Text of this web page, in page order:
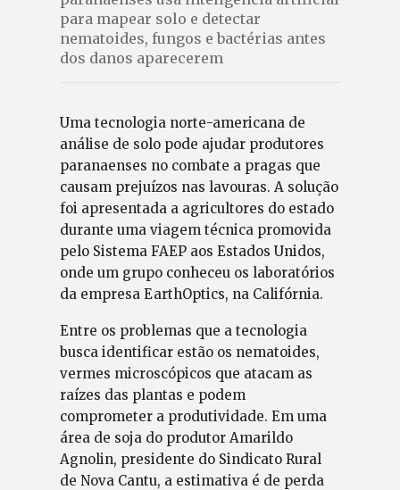
para mapear solo e detectar
nematoides, fungos e bactérias antes
dos danos aparecerem
Uma tecnologia norte-americana de
análise de solo pode ajudar produtores
paranaenses no combate a pragas que
causam prejuízos nas lavouras. A solução
foi apresentada a agricultores do estado
durante uma viagem técnica promovida
pelo Sistema FAEP aos Estados Unidos,
onde um grupo conheceu os laboratórios
da empresa EarthOptics, na Califórnia.
Entre os problemas que a tecnologia
busca identificar estão os nematoides,
vermes microscópicos que atacam as
raízes das plantas e podem
comprometer a produtividade. Em uma
área de soja do produtor Amarildo
Agnolin, presidente do Sindicato Rural
de Nova Cantu, a estimativa é de perda